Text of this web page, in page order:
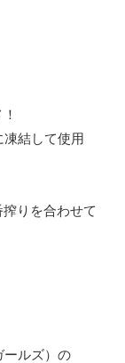
結して使用
りを合わせて
ールズ）の